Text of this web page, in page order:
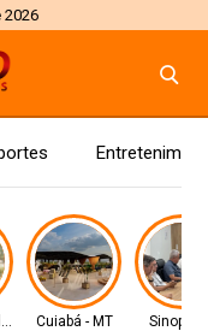
2026
LesteCuiabá - MT Sinop -